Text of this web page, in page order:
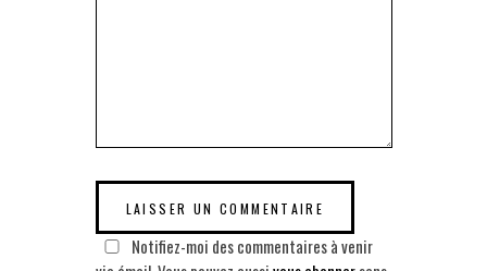
Notifiez-moi des commentaires à venir